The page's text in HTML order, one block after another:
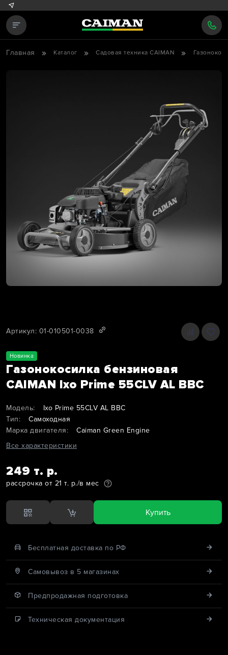
Главная Каталог Садовая техника CAIMAN
Артикул: 01-010501-0038
Новинка
Газонокосилка бензиновая
CAIMAN Ixo Prime 55CLV AL BBC
Модель:
Ixo Prime 55CLV AL BBC
Тип:
Самоходная
Марка двигателя:
Caiman Green Engine
Все характеристики
249 т. р.
рассрочка от 21 т. р./в мес
Купить
Бесплатная доставка по РФ
Cамовывоз в 5 магазинах
Предпродажная подготовка
Техническая документация